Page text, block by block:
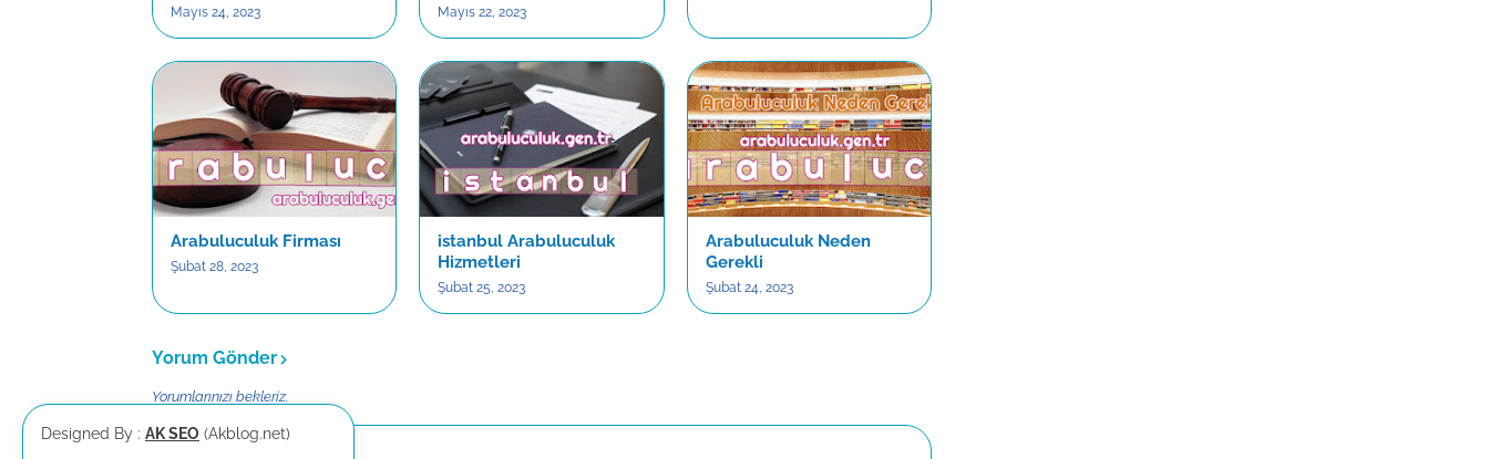
Mayıs 24, 2023 Mayıs 22, 2023
Arabuluculuk Firması
Şubat 28, 2023
istanbul Arabuluculuk
Hizmetleri
Şubat 25, 2023
Arabuluculuk Neden
Gerekli
Şubat 24, 2023
Yorum Gönder
Yorumlarınızı bekleriz.
Designed By : AK SEO (Akblog.net)